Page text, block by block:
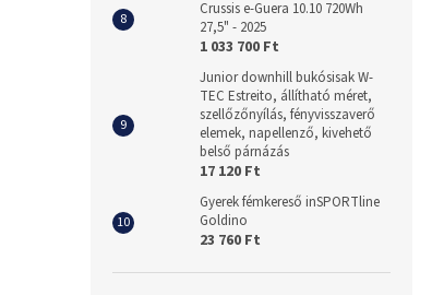
Crussis e-Guera 10.10 720Wh
27,5" - 2025
1 033 700 Ft
Junior downhill bukósisak W-
TEC Estreito, állítható méret,
szellőzőnyílás, fényvisszaverő
elemek, napellenző, kivehető
belső párnázás
17 120 Ft
Gyerek fémkereső inSPORTline
Goldino
23 760 Ft